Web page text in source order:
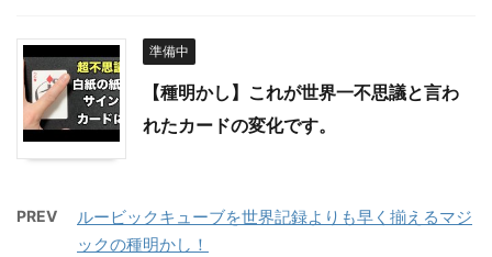
準備中
【種明かし】これが世界一不思議と言わ
れたカードの変化です。
PREV
ルービックキューブを世界記録よりも早く揃えるマジ
ックの種明かし！